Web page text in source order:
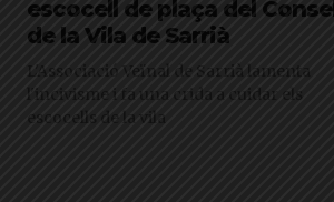
escocell de plaça del
de la Vila de Sarrià
L'Associació Veïnal de Sarrià lamenta
l'incivisme i fa una crida a cuidar els
escocells de la vila